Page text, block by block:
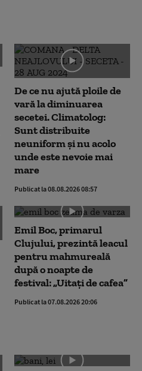
De ce nu ajută ploile de
vară la diminuarea
secetei. Climatolog:
Sunt distribuite
neuniform și nu acolo
unde este nevoie mai
mare
Publicat la 08.08.2026 08:57
Emil Boc, primarul
Clujului, prezintă leacul
pentru mahmureală
după o noapte de
festival: „Uitați de cafea”
Publicat la 07.08.2026 20:06